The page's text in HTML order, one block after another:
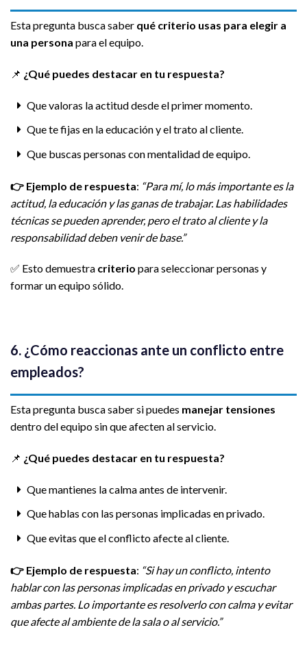
Esta pregunta busca saber qué criterio usas para elegir a
una persona para el equipo.
📌 ¿Qué puedes destacar en tu respuesta?
Que valoras la actitud desde el primer momento.
Que te fijas en la educación y el trato al cliente.
Que buscas personas con mentalidad de equipo.
👉 Ejemplo de respuesta: “Para mí, lo más importante es la
actitud, la educación y las ganas de trabajar. Las habilidades
técnicas se pueden aprender, pero el trato al cliente y la
responsabilidad deben venir de base.”
✅ Esto demuestra criterio para seleccionar personas y
formar un equipo sólido.
6. ¿Cómo reaccionas ante un conflicto entre
empleados?
Esta pregunta busca saber si puedes manejar tensiones
dentro del equipo sin que afecten al servicio.
📌 ¿Qué puedes destacar en tu respuesta?
Que mantienes la calma antes de intervenir.
Que hablas con las personas implicadas en privado.
Que evitas que el conflicto afecte al cliente.
👉 Ejemplo de respuesta: “Si hay un conflicto, intento
hablar con las personas implicadas en privado y escuchar
ambas partes. Lo importante es resolverlo con calma y evitar
que afecte al ambiente de la sala o al servicio.”